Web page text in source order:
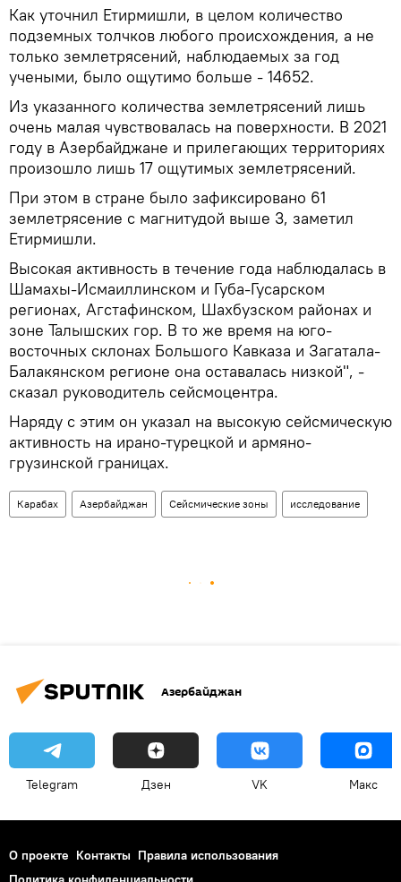
Как уточнил Етирмишли, в целом количество
подземных толчков любого происхождения, а не
только землетрясений, наблюдаемых за год
учеными, было ощутимо больше - 14652.
Из указанного количества землетрясений лишь
очень малая чувствовалась на поверхности. В 2021
году в Азербайджане и прилегающих территориях
произошло лишь 17 ощутимых землетрясений.
При этом в стране было зафиксировано 61
землетрясение с магнитудой выше 3, заметил
Етирмишли.
Высокая активность в течение года наблюдалась в
Шамахы-Исмаиллинском и Губа-Гусарском
регионах, Агстафинском, Шахбузском районах и
зоне Талышских гор. В то же время на юго-
восточных склонах Большого Кавказа и Загатала-
Балакянском регионе она оставалась низкой", -
сказал руководитель сейсмоцентра.
Наряду с этим он указал на высокую сейсмическую
активность на ирано-турецкой и армяно-
грузинской границах.
Карабах Азербайджан Сейсмические зоны исследование
Азербайджан
Telegram Дзен VK Макс
О проекте Контакты Правила использования